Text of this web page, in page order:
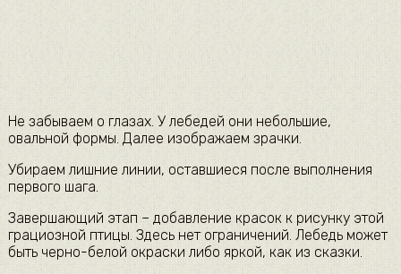
Не забываем о глазах. У лебедей они небольшие,
овальной формы. Далее изображаем зрачки.
Убираем лишние линии, оставшиеся после выполнения
первого шага.
Завершающий этап – добавление красок к рисунку этой
грациозной птицы. Здесь нет ограничений. Лебедь может
быть черно-белой окраски либо яркой, как из сказки.